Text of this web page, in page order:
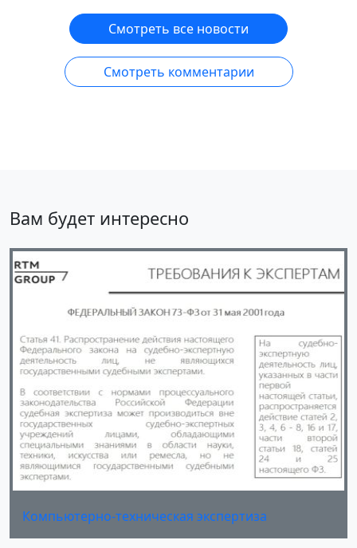
Смотреть все новости
Смотреть комментарии
Вам будет интересно
Компьютерно-техническая экспертиза